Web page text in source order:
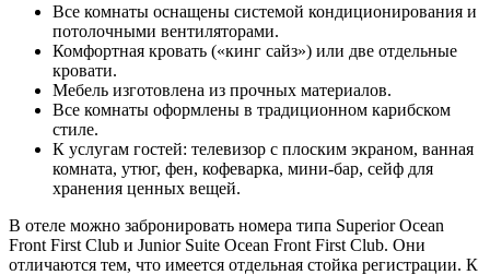
Все комнаты оснащены системой кондиционирования и
потолочными вентиляторами.
Комфортная кровать («кинг сайз») или две отдельные
кровати.
Мебель изготовлена из прочных материалов.
Все комнаты оформлены в традиционном карибском
стиле.
К услугам гостей: телевизор с плоским экраном, ванная
комната, утюг, фен, кофеварка, мини-бар, сейф для
хранения ценных вещей.
В отеле можно забронировать номера типа Superior Ocean
Front First Club и Junior Suite Ocean Front First Club. Они
отличаются тем, что имеется отдельная стойка регистрации. К